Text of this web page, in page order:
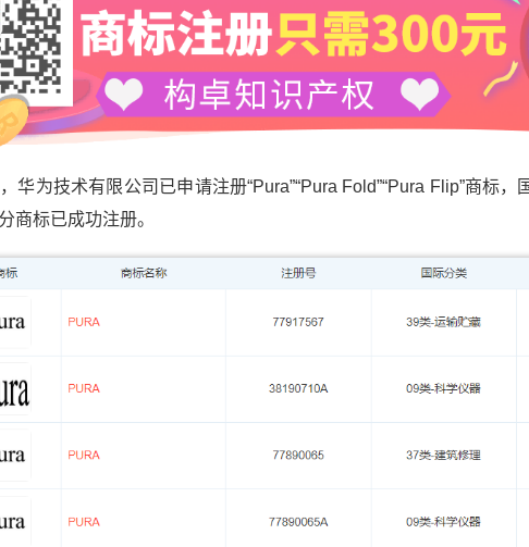
为技术有限公司已申请注册“Pura”“Pura Fold”“Pura Flip”商标，
商标已成功注册。